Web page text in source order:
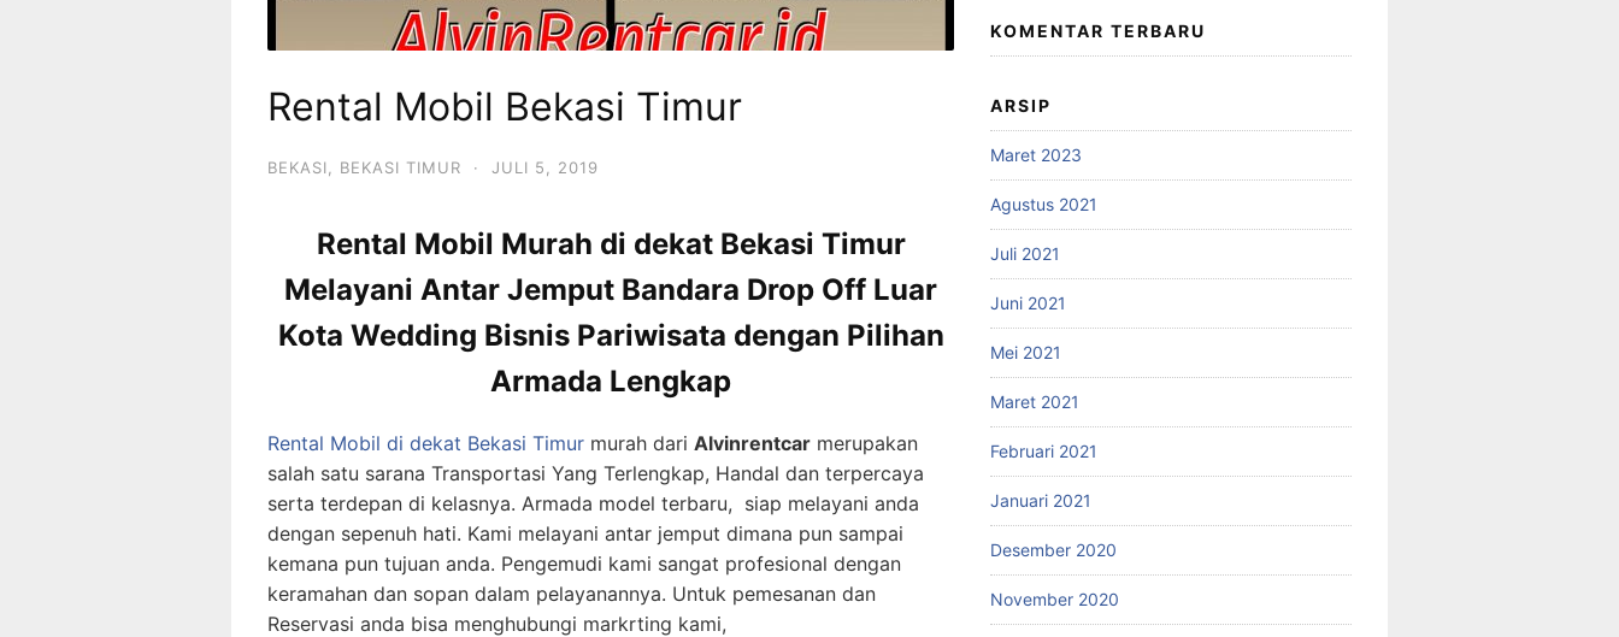
Rental Mobil Bekasi Timur
BEKASI BEKASI TIMUR · JULI 5, 2019
Rental Mobil Murah di dekat Bekasi Timur
Melayani Antar Jemput Bandara Drop Off Luar
Kota Wedding Bisnis Pariwisata dengan Pilihan
Armada Lengkap
Rental Mobil di dekat Bekasi Timur murah dari Alvinrentcar merupakan
salah satu sarana Transportasi Yang Terlengkap, Handal dan terpercaya
serta terdepan di kelasnya. Armada model terbaru, siap melayani anda
dengan sepenuh hati. Kami melayani antar jemput dimana pun sampai
kemana pun tujuan anda. Pengemudi kami sangat profesional dengan
keramahan dan sopan dalam pelayanannya. Untuk pemesanan dan
Reservasi anda bisa menghubungi markrting kami,
KOMENTAR TERBARU
ARSIP
Maret 2023
Agustus 2021
Juli 2021
Juni 2021
Mei 2021
Maret 2021
Februari 2021
Januari 2021
Desember 2020
November 2020